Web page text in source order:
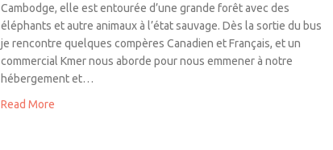
Cambodge, elle est entourée d’une grande forêt avec des
éléphants et autre animaux à l’état sauvage. Dès la sortie du bus
je rencontre quelques compères Canadien et Français, et un
commercial Kmer nous aborde pour nous emmener à notre
hébergement et…
Read More